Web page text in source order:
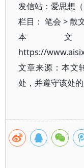
发信站：爱思想
栏目： 笔会 >散
本
https://
文章来源：本文
处，并遵守该处的